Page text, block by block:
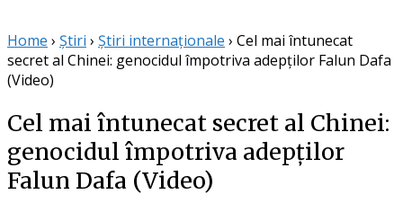
Home › Știri › Știri internaționale › Cel mai întunecat
secret al Chinei: genocidul împotriva adepților Falun Dafa
(Video)
Cel mai întunecat secret al Chinei:
genocidul împotriva adepților
Falun Dafa (Video)